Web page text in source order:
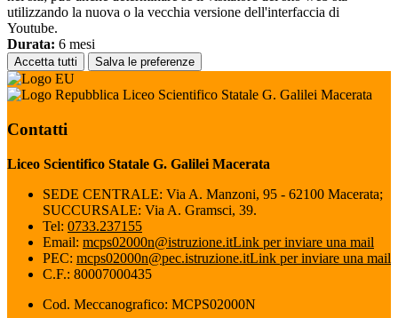
utilizzando la nuova o la vecchia versione dell'interfaccia di
Youtube.
Durata: 6 mesi
Accetta tutti Salva le preferenze
Liceo Scientifico Statale G. Galilei Macerata
Contatti
Liceo Scientifico Statale G. Galilei Macerata
SEDE CENTRALE: Via A. Manzoni, 95 - 62100 Macerata;
SUCCURSALE: Via A. Gramsci, 39.
Tel: 0733.237155
Email: mcps02000n@istruzione.itLink per inviare una mail
PEC: mcps02000n@pec.istruzione.itLink per inviare una mail
C.F.: 80007000435
Cod. Meccanografico: MCPS02000N